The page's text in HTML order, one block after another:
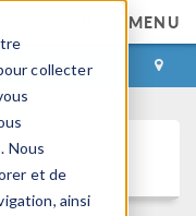
collecter
Nous
et de
ainsi
MENU
CONTACT